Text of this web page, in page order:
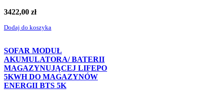
3422,00 zł
Dodaj do koszyka
SOFAR MODUŁ
AKUMULATORA/ BATERII
MAGAZYNUJĄCEJ LIFEPO
5KWH DO MAGAZYNÓW
ENERGII BTS 5K